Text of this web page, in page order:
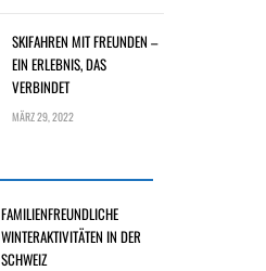
SKIFAHREN MIT FREUNDEN –
EIN ERLEBNIS, DAS
VERBINDET
MÄRZ 29, 2022
FAMILIENFREUNDLICHE
WINTERAKTIVITÄTEN IN DER
SCHWEIZ